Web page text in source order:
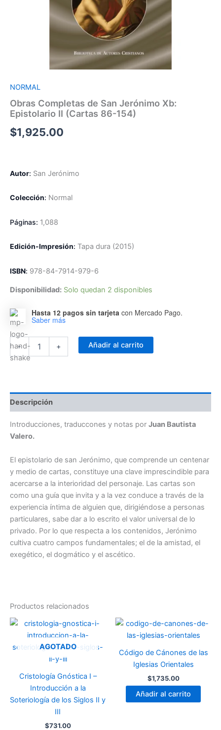
NORMAL
Obras Completas de San Jerónimo Xb:
Epistolario II (Cartas 86-154)
$1,925.00
Autor: San Jerónimo
Colección: Normal
Páginas: 1,088
Edición-Impresión: Tapa dura (2015)
ISBN: 978-84-7914-979-6
Disponibilidad: Solo quedan 2 disponibles
Hasta 12 pagos sin tarjeta con Mercado Pago.
Saber más
-
Obras
Completas
de
Epistolario
II
(Cartas
86-
154)
+ Añadir al carrito
Descripción
Introducciones, traduccones y notas por Juan Bautista
Valero.
El epistolario de san Jerónimo, que comprende un centenar
y medio de cartas, constituye una clave imprescindible para
acercarse a la interioridad del personaje. Las cartas son
como una guía que invita y a la vez conduce a través de la
experiencia íntima de alguien que, dirigiéndose a personas
particulares, sabe dar a lo escrito el valor universal de lo
privado. Por lo que respecta a los contenidos, Jerónimo
cultiva cuatro campos fundamentales; el de la amistad, el
exegético, el dogmático y el ascético.
Productos relacionados
AGOTADO
Cristología Gnóstica I –
Introducción a la
Soteriología de los Siglos II y
III
$731.00
Código de Cánones de las
Iglesias Orientales
$1,735.00
Añadir al carrito